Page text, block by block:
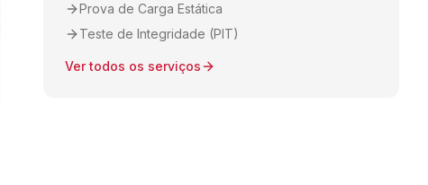
Prova de Carga Estática
Teste de Integridade (PIT)
Ver todos os serviços